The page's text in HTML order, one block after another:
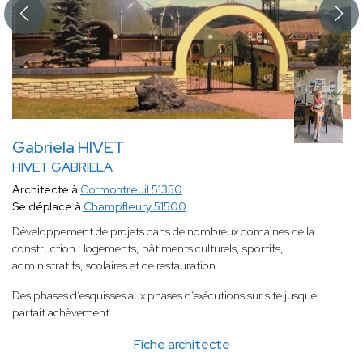
Gabriela HIVET
HIVET GABRIELA
Fiche architecte
Architecte à Cormontreuil 51350
Se déplace à Champfleury 51500
Développement de projets dans de nombreux domaines de la
construction : logements, bâtiments culturels, sportifs,
administratifs, scolaires et de restauration.
Des phases d’esquisses aux phases d’exécutions sur site jusque
partait achèvement.